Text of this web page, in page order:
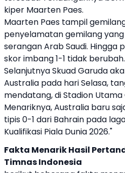
kiper Maarten Paes.
Maarten Paes tampil
penyelamatan gemilang
serangan Arab Saudi. Hingga
skor imbang 1-1 tidak berubah.
Selanjutnya Skuad Garuda
Australia pada hari Selasa,
mendatang, di Stadion Utama
Menariknya, Australia baru
tipis 0-1 dari Bahrain pada
Kualifikasi Piala Dunia 2026."
Fakta Menarik Hasil
Timnas Indonesia